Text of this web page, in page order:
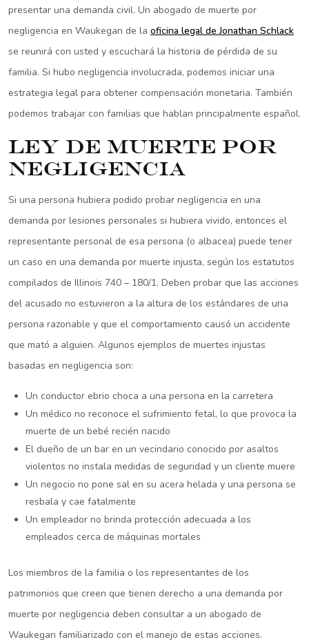
presentar una demanda civil. Un abogado de muerte por
negligencia en Waukegan de la oficina legal de Jonathan Schlack
se reunirá con usted y escuchará la historia de pérdida de su
familia. Si hubo negligencia involucrada, podemos iniciar una
estrategia legal para obtener compensación monetaria. También
podemos trabajar con familias que hablan principalmente español.
Ley de Muerte por
Negligencia
Si una persona hubiera podido probar negligencia en una
demanda por lesiones personales si hubiera vivido, entonces el
representante personal de esa persona (o albacea) puede tener
un caso en una demanda por muerte injusta, según los estatutos
compilados de Illinois 740 – 180/1. Deben probar que las acciones
del acusado no estuvieron a la altura de los estándares de una
persona razonable y que el comportamiento causó un accidente
que mató a alguien. Algunos ejemplos de muertes injustas
basadas en negligencia son:
Un conductor ebrio choca a una persona en la carretera
Un médico no reconoce el sufrimiento fetal, lo que provoca la
muerte de un bebé recién nacido
El dueño de un bar en un vecindario conocido por asaltos
violentos no instala medidas de seguridad y un cliente muere
Un negocio no pone sal en su acera helada y una persona se
resbala y cae fatalmente
Un empleador no brinda protección adecuada a los
empleados cerca de máquinas mortales
Los miembros de la familia o los representantes de los
patrimonios que creen que tienen derecho a una demanda por
muerte por negligencia deben consultar a un abogado de
Waukegan familiarizado con el manejo de estas acciones.